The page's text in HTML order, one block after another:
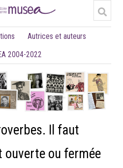
Autrices et auteurs
2004-2022
Il faut
ouverte ou fermée